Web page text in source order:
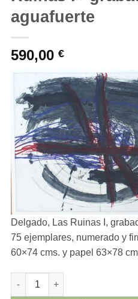
aguafuerte
590,00€
Delgado, Las Ruinas I,
75 ejemplares, numerado y
60×74 cms. y papel 63×78
Gerardo Delgado - "Las